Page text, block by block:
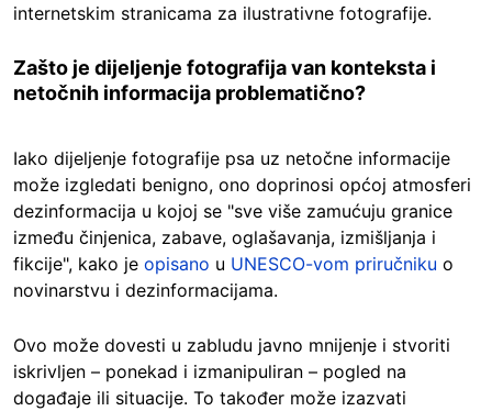
internetskim stranicama za ilustrativne fotografije.
Zašto je dijeljenje fotografija van konteksta i
netočnih informacija problematično?
Iako dijeljenje fotografije psa uz netočne informacije
može izgledati benigno, ono doprinosi općoj atmosferi
dezinformacija u kojoj se "sve više zamućuju granice
između činjenica, zabave, oglašavanja, izmišljanja i
fikcije", kako je opisano u UNESCO-vom priručniku o
novinarstvu i dezinformacijama.
Ovo može dovesti u zabludu javno mnijenje i stvoriti
iskrivljen – ponekad i izmanipuliran – pogled na
događaje ili situacije. To također može izazvati